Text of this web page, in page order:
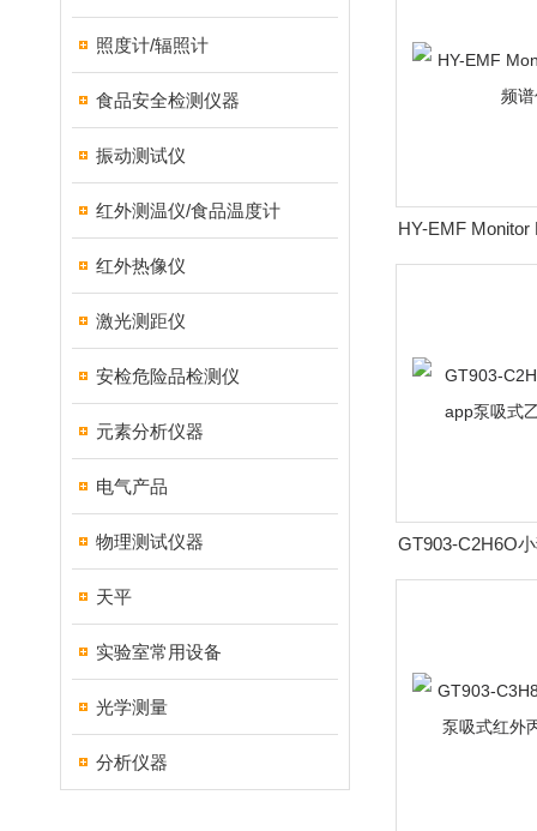
照度计/辐照计
食品安全检测仪器
振动测试仪
红外测温仪/食品温度计
红外热像仪
激光测距仪
安检危险品检测仪
元素分析仪器
电气产品
物理测试仪器
天平
实验室常用设备
光学测量
分析仪器
HY-EMF Monitor
GT903-C2H6O
式乙醇